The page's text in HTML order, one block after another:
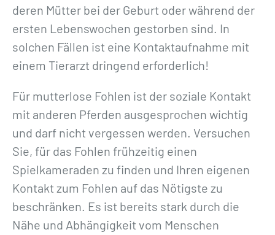
deren Mütter bei der Geburt oder während der
ersten Lebenswochen gestorben sind. In
solchen Fällen ist eine Kontaktaufnahme mit
einem Tierarzt dringend erforderlich!
Für mutterlose Fohlen ist der soziale Kontakt
mit anderen Pferden ausgesprochen wichtig
und darf nicht vergessen werden. Versuchen
Sie, für das Fohlen frühzeitig einen
Spielkameraden zu finden und Ihren eigenen
Kontakt zum Fohlen auf das Nötigste zu
beschränken. Es ist bereits stark durch die
Nähe und Abhängigkeit vom Menschen